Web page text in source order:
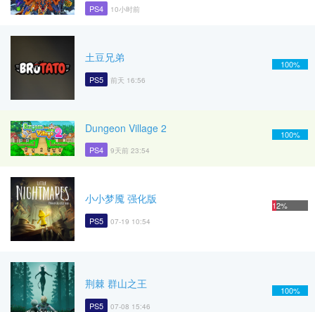
PS4 10小时前
土豆兄弟
PS5 前天 16:56
100%
Dungeon Village 2
PS4 9天前 23:54
100%
小小梦魇 强化版
PS5 07-19 10:54
12%
荆棘 群山之王
PS5 07-08 15:46
100%